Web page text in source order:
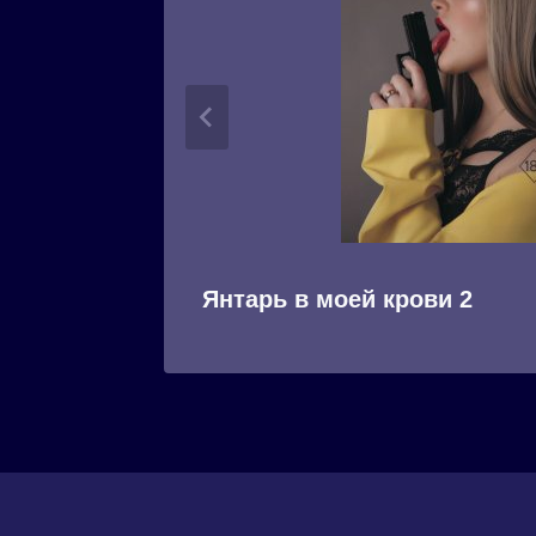
Янтарь в моей крови 2